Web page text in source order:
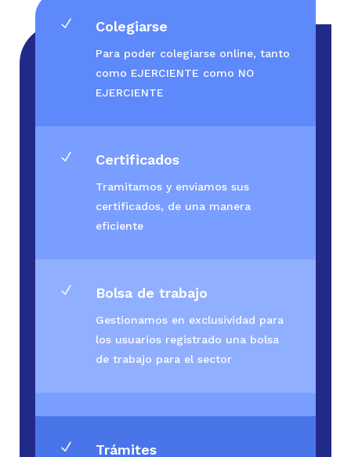
N Colegiarse
Para poder colegiarse online, tanto
como EJERCIENTE como NO
EJERCIENTE
N Certificados
Tramitamos y enviamos sus
certificados, de una manera
eficiente
N Bolsa de trabajo
Gestionamos en exclusividad para
los usuarios registrado una bolsa
de trabajo para el sector
N Trámites